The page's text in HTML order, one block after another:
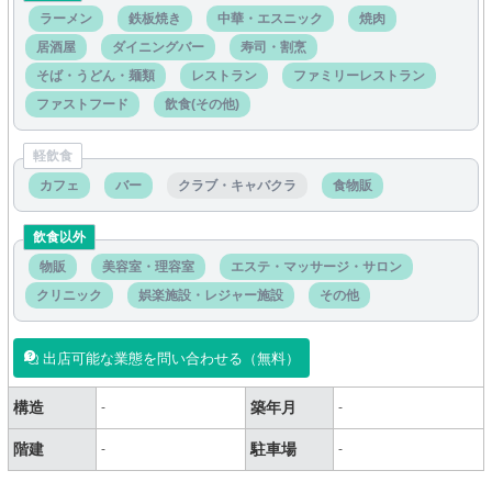
ラーメン
鉄板焼き 中華・エスニック
焼肉
居酒屋
ダイニングバー
寿司・割烹
そば・うどん・麺類
レストラン
ファミリーレストラン
ファストフード
飲食(その他)
軽飲食
カフェ
バー クラブ・キャバクラ 食物販
飲食以外
物販
美容室・理容室
エステ・マッサージ・サロン
クリニック
娯楽施設・レジャー施設 その他
出店可能な業態を問い合わせる（無料）
構造 - 築年月 -
階建 - 駐車場 -